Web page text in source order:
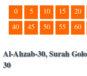
0 5 10 15 20
40
45 50 55 60
Al-Ahzab-30, Surah
30